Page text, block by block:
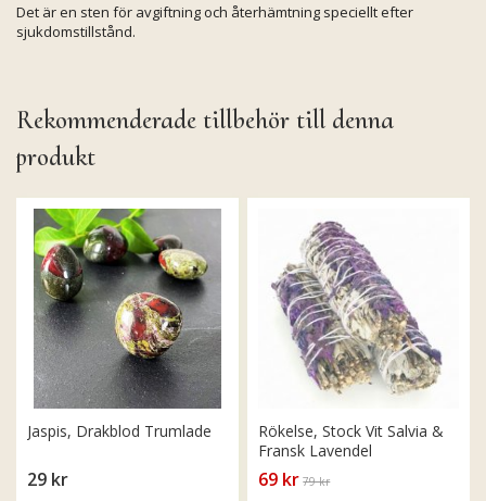
Det är en sten för avgiftning och återhämtning speciellt efter
sjukdomstillstånd.
Rekommenderade tillbehör till denna
produkt
Jaspis, Drakblod Trumlade
29 kr
Rökelse, Stock Vit Salvia &
Fransk Lavendel
69 kr 79 kr